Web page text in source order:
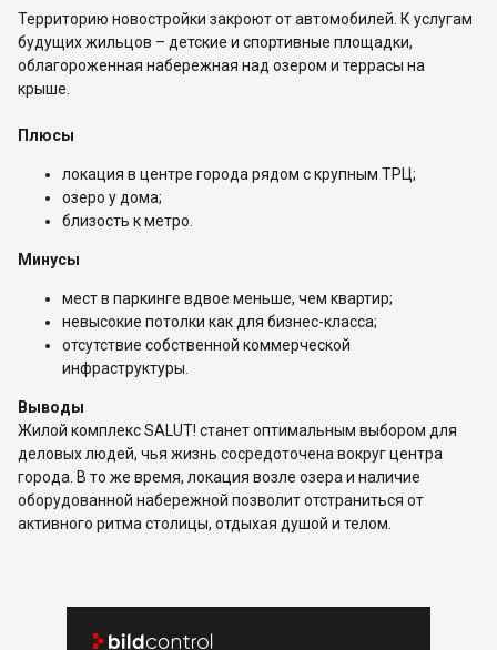
Территорию новостройки закроют от автомобилей. К услугам
будущих жильцов – детские и спортивные площадки,
облагороженная набережная над озером и террасы на
крыше.
Плюсы
локация в центре города рядом с крупным ТРЦ;
озеро у дома;
близость к метро.
Минусы
мест в паркинге вдвое меньше, чем квартир;
невысокие потолки как для бизнес-класса;
отсутствие собственной коммерческой
инфраструктуры.
Выводы
Жилой комплекс SALUT! станет оптимальным выбором для
деловых людей, чья жизнь сосредоточена вокруг центра
города. В то же время, локация возле озера и наличие
оборудованной набережной позволит отстраниться от
активного ритма столицы, отдыхая душой и телом.
 